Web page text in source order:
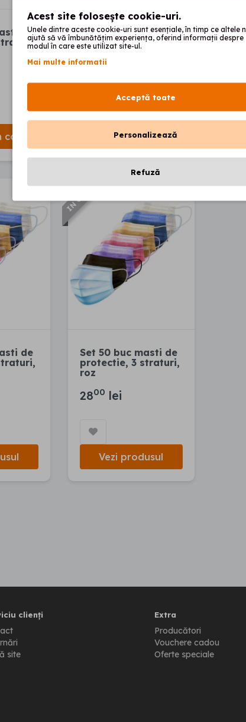
de
Set 50 buc masti de
protectie, 3 straturi,
negru
Adaugă în coș
Set
de
IN CURAND
Set 50 buc masti de
protectie, 3 straturi,
roz
2800 lei
Vezi produsul
clienți
site
Extra
Producători
Vouchere cadou
Oferte speciale
Acest site folosește cookie-uri.
Unele dintre aceste cookie-uri sunt esențiale, în timp ce altele
ajută să vă îmbunătățim experiența, oferind informații despre
modul în care este utilizat site-ul.
Mai multe informatii
Acceptă toate
Personalizează
Refuză